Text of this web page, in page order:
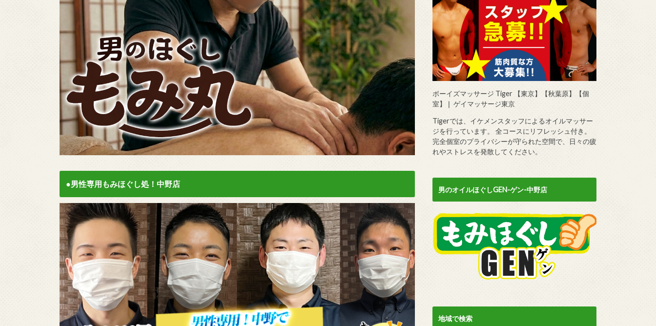
●男性専用もみほぐし処！中野店
ボーイズマッサージ Tiger 【東京】【秋葉原】【個
室】❘ ゲイマッサージ東京
Tigerでは、イケメンスタッフによるオイルマッサー
ジを行っています。 全コースにリフレッシュ付き。
完全個室のプライバシーが守られた空間で、日々の疲
れやストレスを発散してください。
男のオイルほぐしGEN-ゲン-中野店
地域で検索